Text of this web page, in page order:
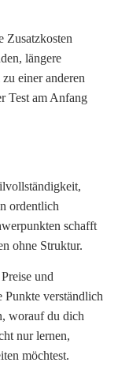
Zusatzkosten
längere
einer anderen
Test am Anfang
ordentlich
schafft
ohne Struktur.
und
Punkte verständlich
worauf du dich
nur lernen,
möchtest.